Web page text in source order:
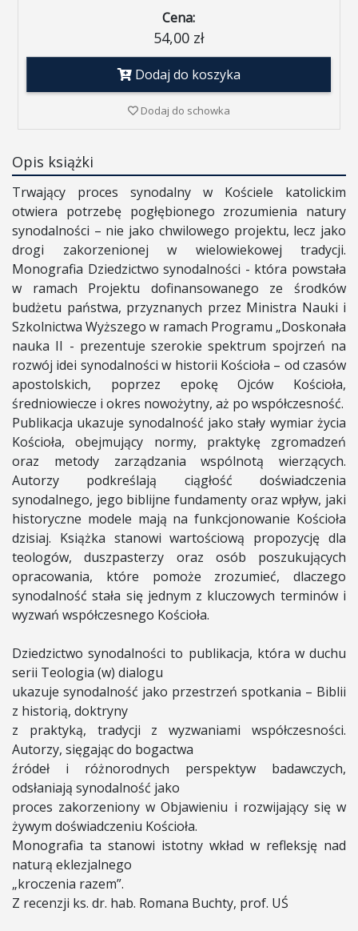
Cena:
54,00 zł
Dodaj do koszyka
Dodaj do schowka
Opis książki
Trwający proces synodalny w Kościele katolickim
otwiera potrzebę pogłębionego zrozumienia natury
synodalności – nie jako chwilowego projektu, lecz jako
drogi zakorzenionej w wielowiekowej tradycji.
Monografia Dziedzictwo synodalności - która powstała
w ramach Projektu dofinansowanego ze środków
budżetu państwa, przyznanych przez Ministra Nauki i
Szkolnictwa Wyższego w ramach Programu „Doskonała
nauka II - prezentuje szerokie spektrum spojrzeń na
rozwój idei synodalności w historii Kościoła – od czasów
apostolskich, poprzez epokę Ojców Kościoła,
średniowiecze i okres nowożytny, aż po współczesność.
Publikacja ukazuje synodalność jako stały wymiar życia
Kościoła, obejmujący normy, praktykę zgromadzeń
oraz metody zarządzania wspólnotą wierzących.
Autorzy podkreślają ciągłość doświadczenia
synodalnego, jego biblijne fundamenty oraz wpływ, jaki
historyczne modele mają na funkcjonowanie Kościoła
dzisiaj. Książka stanowi wartościową propozycję dla
teologów, duszpasterzy oraz osób poszukujących
opracowania, które pomoże zrozumieć, dlaczego
synodalność stała się jednym z kluczowych terminów i
wyzwań współczesnego Kościoła.
Dziedzictwo synodalności to publikacja, która w duchu
serii Teologia (w) dialogu
ukazuje synodalność jako przestrzeń spotkania – Biblii
z historią, doktryny
z praktyką, tradycji z wyzwaniami współczesności.
Autorzy, sięgając do bogactwa
źródeł i różnorodnych perspektyw badawczych,
odsłaniają synodalność jako
proces zakorzeniony w Objawieniu i rozwijający się w
żywym doświadczeniu Kościoła.
Monografia ta stanowi istotny wkład w refleksję nad
naturą eklezjalnego
„kroczenia razem”.
Z recenzji ks. dr. hab. Romana Buchty, prof. UŚ